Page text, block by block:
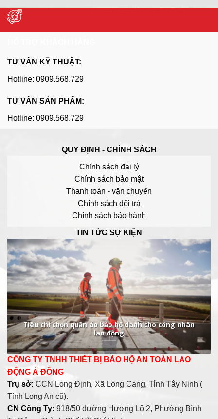
TƯ VẤN KỸ THUẬT:
Hotline: 0909.568.729
TƯ VẤN SẢN PHẨM:
Hotline: 0909.568.729
QUY ĐỊNH - CHÍNH SÁCH
Chính sách đại lý
Chính sách bảo mật
Thanh toán - vận chuyển
Chính sách đổi trả
Chính sách bảo hành
TIN TỨC SỰ KIỆN
Tiêu chí chọn quần áo bảo hộ dành cho công nhân
lao động
CÔNG TY TNHH THIẾT BỊ BẢO HỘ AN TOÀN LAO
ĐỘNG Á ĐÔNG
Trụ sở: CCN Long Định, Xã Long Cang, Tỉnh Tây Ninh (
Tỉnh Long An cũ).
CN Công Ty: 918/50 đường Hượng Lộ 2, Phường Bình